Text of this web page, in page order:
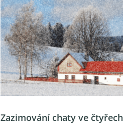
Zazimování chaty ve čtyřech